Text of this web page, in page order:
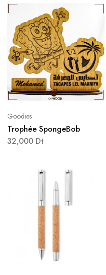
Goodies
Trophée SpongeBob
32,000 Dt